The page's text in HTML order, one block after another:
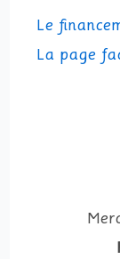
Le
La page